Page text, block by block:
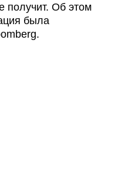
получит. Об этом
была